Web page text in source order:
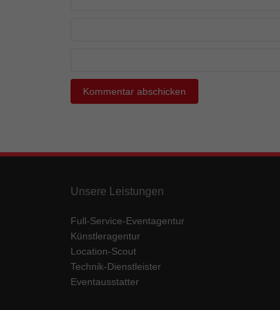
Unsere Leistungen
Full-Service-Eventagentur
Künstleragentur
Location-Scout
Technik-Dienstleister
Eventausstatter